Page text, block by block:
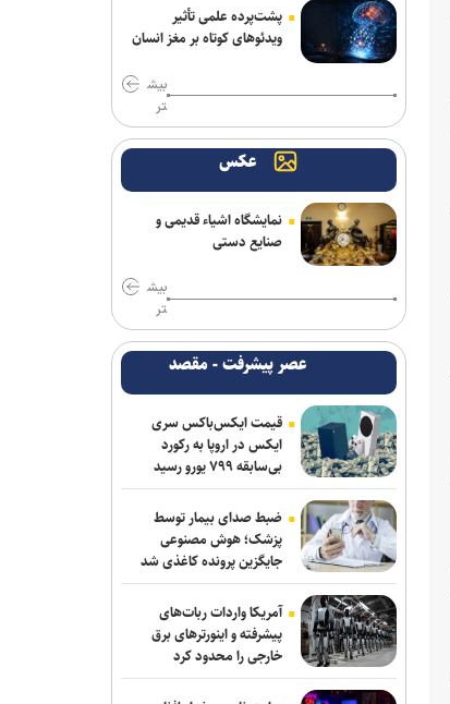
پشت‌پرده علمی تأثیر
ویدئو‌های کوتاه بر مغز انسان
بیش
تر
عکس
نمایشگاه اشیاء قدیمی و
صنایع دستی
بیش
تر
عصر پیشرفت - مقصد
قیمت ایکس‌باکس سری
ایکس در اروپا به رکورد
بی‌سابقه ۷۹۹ یورو رسید
ضبط صدای بیمار توسط
پزشک؛ هوش مصنوعی
جایگزین پرونده کاغذی شد
آمریکا واردات ربات‌های
پیشرفته و اینورترهای برق
خارجی را محدود کرد